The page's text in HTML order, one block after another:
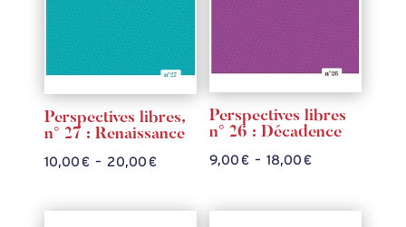
Perspectives libres,
n° 27 : Renaissance
10,00€ – 20,00€Plage
prix :
Perspectives libres
n° 26 : Décadence
9,00 € – 18,00 €Plage